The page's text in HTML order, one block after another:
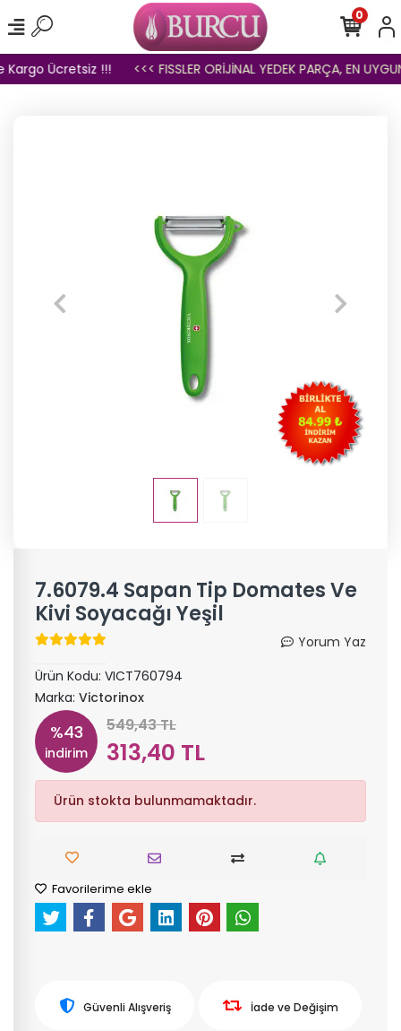
Ücretsiz !!! <<< FISSLER ORİJİNAL YEDEK PARÇA, EN
0
7.6079.4 Sapan Tip Domates Ve
Kivi Soyacağı Yeşil
Yorum Yaz
Ürün Kodu: VICT760794
Marka: Victorinox
%43
indirim
549,43 TL
313,40 TL
Ürün stokta bulunmamaktadır.
Favorilerime ekle
Güvenli Alışveriş İade ve Değişim